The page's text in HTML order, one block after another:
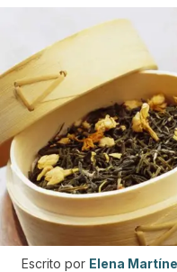
Escrito por Elena